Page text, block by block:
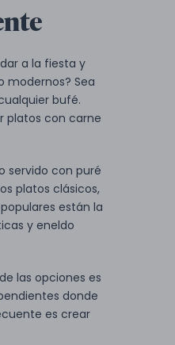
a la fiesta y
modernos? Sea
bufé.
platos con carne
servido con puré
platos clásicos,
están la
y eneldo
las opciones es
donde
es crear